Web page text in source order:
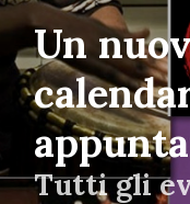
Un
Tutti gli